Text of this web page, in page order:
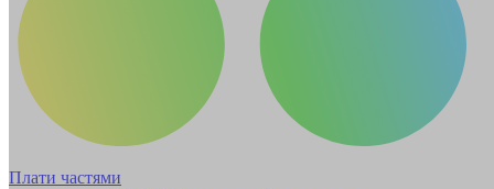
Плати частями